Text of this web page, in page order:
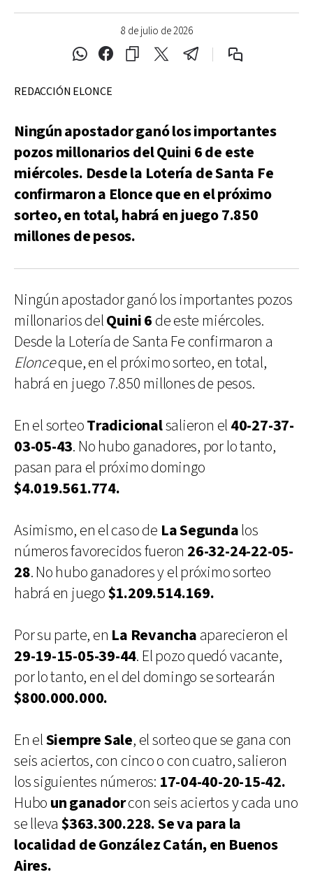
8 de julio de 2026
REDACCIÓN ELONCE
Ningún apostador ganó los importantes
pozos millonarios del Quini 6 de este
miércoles. Desde la Lotería de Santa Fe
confirmaron a Elonce que en el próximo
sorteo, en total, habrá en juego 7.850
millones de pesos.
Ningún apostador ganó los importantes pozos
millonarios delQuini 6 de este miércoles.
Desde la Lotería de Santa Fe confirmaron a
Elonceque, en el próximo sorteo, en total,
habrá en juego 7.850 millones de pesos.
En el sorteoTradicionalsalieron el 40-27-37-
03-05-43. No hubo ganadores, por lo tanto,
pasan para el próximo domingo
$4.019.561.774.
Asimismo, en el caso de La Segundalos
números favorecidos fueron 26-32-24-22-05-
28. No hubo ganadores y el próximo sorteo
habrá en juego$1.209.514.169.
Por su parte, en La Revancha aparecieron el
29-19-15-05-39-44. El pozo quedó vacante,
por lo tanto, en el del domingo se sortearán
$800.000.000.
En elSiempre Sale, el sorteo que se gana con
seis aciertos, con cinco o con cuatro, salieron
los siguientes números: 17-04-40-20-15-42.
Hubo un ganadorcon seis aciertos y cada uno
se lleva$363.300.228. Se va para la
localidad de González Catán, en Buenos
Aires.